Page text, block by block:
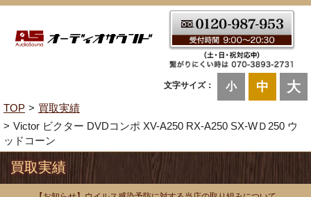
文字サイズ： 小 中 大
TOP
買取実績
Victor ビクター DVDコンポ XV-A250 RX-A250 SX-WＤ250 ウ
ッドコーン
買取実績